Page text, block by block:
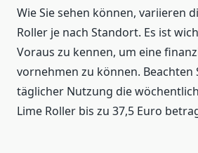
Wie Sie sehen können, variieren
Roller je nach Standort. Es ist
Voraus zu kennen, um eine
vornehmen zu können. Beachten
täglicher Nutzung die
Lime Roller bis zu 37,5 Euro